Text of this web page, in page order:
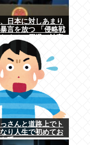
日本に対しあまり
言を放つ 「侵略戦
くせに原爆で被害
スするな」
さんと道路上でト
り人生で初めてお
呼ぶ